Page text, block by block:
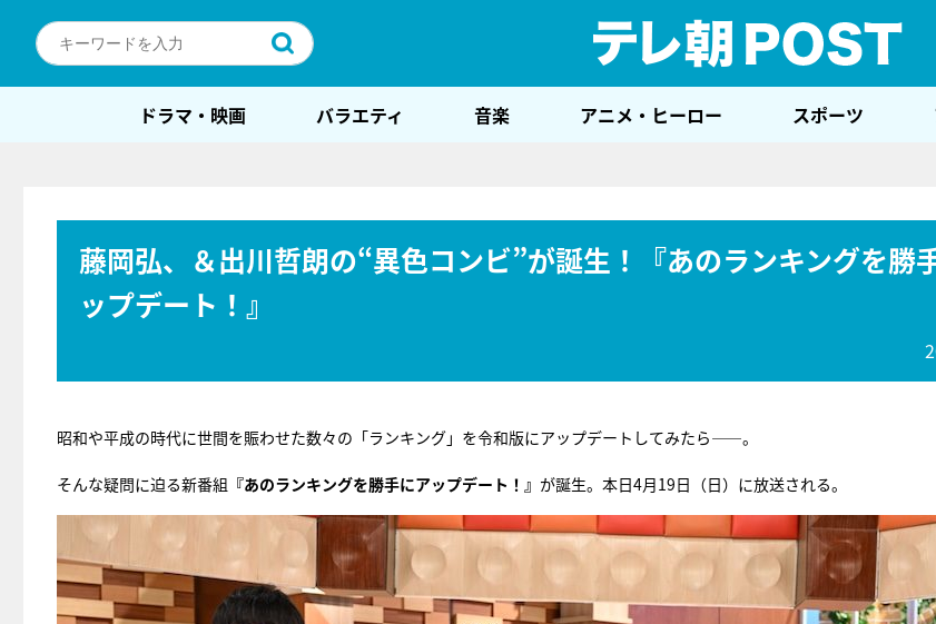
ドラマ・映画 バラエティ 音楽 アニメ・ヒーロー スポーツ
藤岡弘、＆出川哲朗の“異色コンビ”が誕生！『あのランキングを勝
ップデート！』
昭和や平成の時代に世間を賑わせた数々の「ランキング」を令和版にアップデートしてみたら――。
そんな疑問に迫る新番組 『あのランキングを勝手にアップデート！』 が誕生。本日4月19日（日）に放送される。
『アイ＝ラブ！
E齋藤樹愛羅＆
ビュー